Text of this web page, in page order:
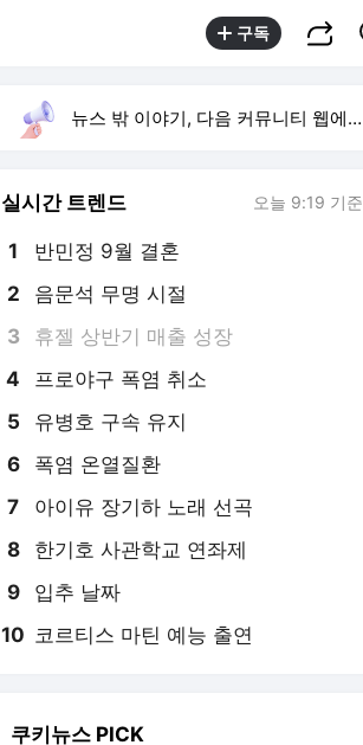
구독
뉴스 밖 이야기, 다음 커뮤니티 웹에서 보기
실시간 트렌드 오늘 9:19 기준
1 반민정 9월 결혼
2 음문석 무명 시절
3 휴젤 상반기 매출 성장
4 프로야구 폭염 취소
5 유병호 구속 유지
6 폭염 온열질환
7 아이유 장기하 노래 선곡
8 한기호 사관학교 연좌제
9 입추 날짜
10 코르티스 마틴 예능 출연
쿠키뉴스 PICK